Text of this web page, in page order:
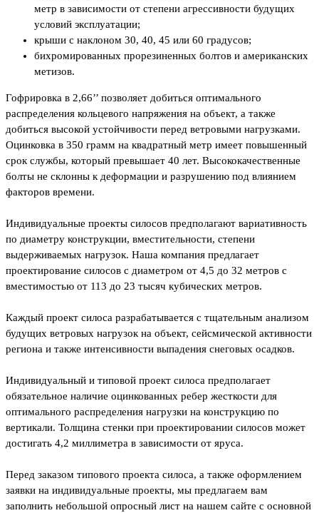
метр в зависимости от степени агрессивности будущих
условий эксплуатации;
крыши с наклоном 30, 40, 45 или 60 градусов;
бихромированных прорезиненных болтов и американских
метизов.
Гофрировка в 2,66’’ позволяет добиться оптимального
распределения кольцевого напряжения на объект, а также
добиться высокой устойчивости перед ветровыми нагрузками.
Оцинковка в 350 грамм на квадратный метр имеет повышенный
срок службы, который превышает 40 лет. Высококачественные
болты не склонны к деформации и разрушению под влиянием
факторов времени.
Индивидуальные проекты силосов предполагают вариативность
по диаметру конструкции, вместительности, степени
выдерживаемых нагрузок. Наша компания предлагает
проектирование силосов с диаметром от 4,5 до 32 метров с
вместимостью от 113 до 23 тысяч кубических метров.
Каждый проект силоса разрабатывается с тщательным анализом
будущих ветровых нагрузок на объект, сейсмической активности
региона и также интенсивности выпадения снеговых осадков.
Индивидуальный и типовой проект силоса предполагает
обязательное наличие оцинкованных ребер жесткости для
оптимального распределения нагрузки на конструкцию по
вертикали. Толщина стенки при проектировании силосов может
достигать 4,2 миллиметра в зависимости от яруса.
Перед заказом типового проекта силоса, а также оформлением
заявки на индивидуальные проекты, мы предлагаем вам
заполнить небольшой опросный лист на нашем сайте с основной